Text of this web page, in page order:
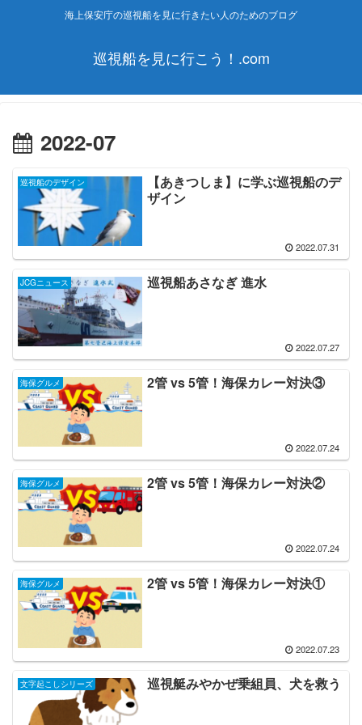
海上保安庁の巡視船を見に行きたい人のためのブログ
巡視船を見に行こう！.com
2022-07
巡視船のデザイン
【あきつしま】に学ぶ巡視船のデ
ザイン
2022.07.31
JCGニュース 巡視船あさなぎ 進水
2022.07.27
海保グルメ 2管 vs 5管！海保カレー対決③
2022.07.24
海保グルメ 2管 vs 5管！海保カレー対決②
2022.07.24
海保グルメ 2管 vs 5管！海保カレー対決①
2022.07.23
文字起こしシリーズ 巡視艇みやかぜ乗組員、犬を救う